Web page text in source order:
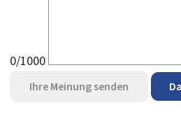
0/1000
Ihre Meinung senden